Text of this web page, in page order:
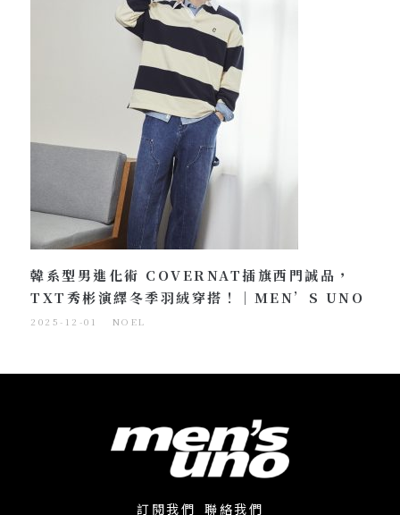
韓系型男進化術 COVERNAT插旗西門誠品，
TXT秀彬演繹冬季羽絨穿搭！｜MEN’S UNO
2025-12-01 NOEL
訂閱我們 聯絡我們